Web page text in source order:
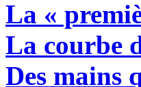
La «
La courbe
Des mains